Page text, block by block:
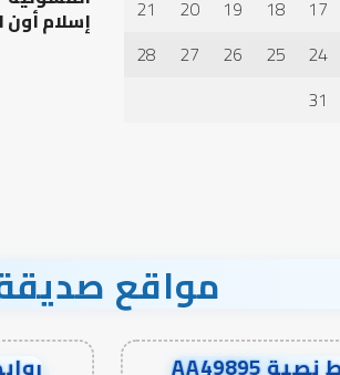
شخصية أهم أسباب عدم
17
18
19
20
21
24
25
26
27
28
31
إسلام أون
مواقع